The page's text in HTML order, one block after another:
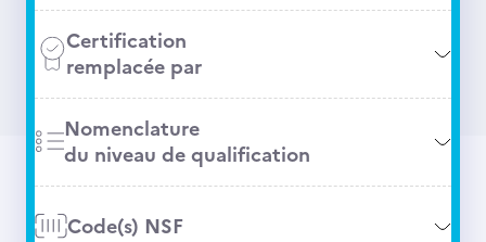
Certification
remplacée par
Nomenclature
du niveau de qualification
Code(s) NSF